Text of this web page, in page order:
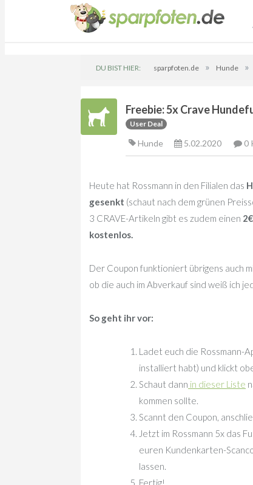
DU BIST HIER: sparpfoten.de » Hunde »
Freebie: 5x Crave
User Deal
Hunde 5.02.2020 0
Heute hat Rossmann in den Filialen das
gesenkt (schaut nach dem grünen
3 CRAVE-Artikeln gibt es zudem einen
kostenlos.
Der Coupon funktioniert übrigens auch
ob die auch im Abverkauf sind weiß ich
So geht ihr vor:
Ladet euch die Rossmann-
installiert habt) und klickt
Schaut dann in dieser Liste
kommen sollte.
Scannt den Coupon,
Jetzt im Rossmann 5x das
euren Kundenkarten-
lassen.
Fertig!